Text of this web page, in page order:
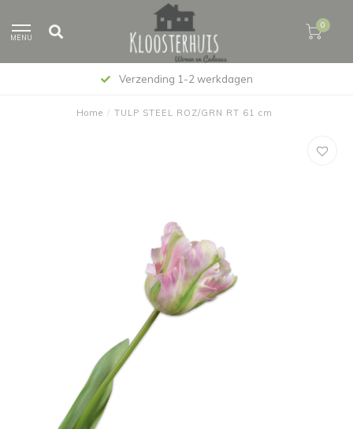
MENU
0
Verzending 1-2 werkdagen
Home / TULP STEEL ROZ/GRN RT 61 cm